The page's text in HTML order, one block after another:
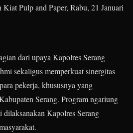
Pulp and Paper, Rabu, 21 Januari
dari upaya Kapolres Serang
sekaligus memperkuat sinergitas
pekerja, khususnya yang
Serang. Program ngariung
Kapolres Serang